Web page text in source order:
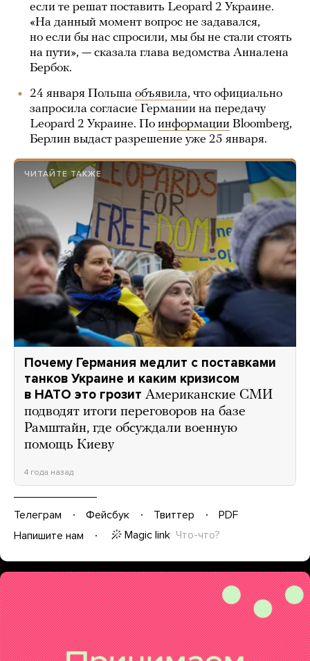
если те решат поставить Leopard 2 Украине.
«На данный момент вопрос не задавался,
но если бы нас спросили, мы бы не стали стоять
на пути», — сказала глава ведомства Анналена
Бербок.
24 января Польша объявила, что официально
запросила согласие Германии на передачу
Leopard 2 Украине. По информации Bloomberg,
Берлин выдаст разрешение уже 25 января.
ЧИТАЙТЕ ТАКЖЕ
Почему Германия медлит с поставками
танков Украине и каким кризисом
в НАТО это грозит Американские СМИ
подводят итоги переговоров на базе
Рамштайн, где обсуждали военную
помощь Киеву
4 года назад
Телеграм Фейсбук Твиттер
PDF
Напишите нам
Magic link Что-что?